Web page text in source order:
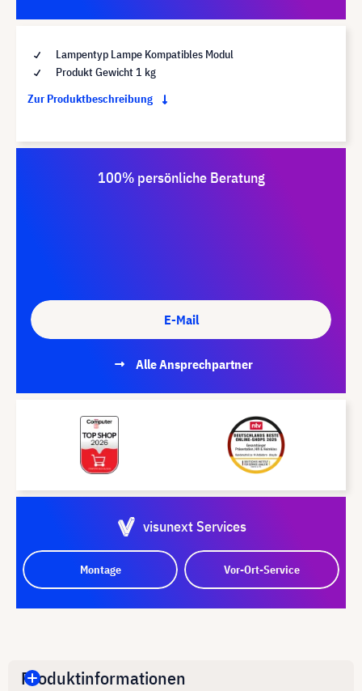
Lampentyp Lampe Kompatibles Modul
Produkt Gewicht 1 kg
Zur Produktbeschreibung
100% persönliche Beratung
E-Mail
Alle Ansprechpartner
visunext Services
Montage Vor-Ort-Service
Produktinformationen